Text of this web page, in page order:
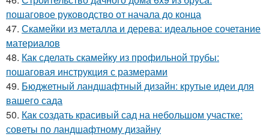
пошаговое руководство от начала до конца
47. Скамейки из металла и дерева: идеальное сочетание
материалов
48. Как сделать скамейку из профильной трубы:
пошаговая инструкция с размерами
49. Бюджетный ландшафтный дизайн: крутые идеи для
вашего сада
50. Как создать красивый сад на небольшом участке:
советы по ландшафтному дизайну